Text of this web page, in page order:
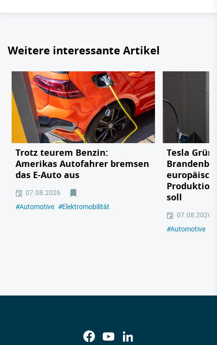
Weitere interessante Artikel
Trotz teurem Benzin:
Amerikas Autofahrer bremsen
das E-Auto aus
07.08.2026
#Automotive #Elektromobilität
Tesla
soll
07.08.2026
#Automotive